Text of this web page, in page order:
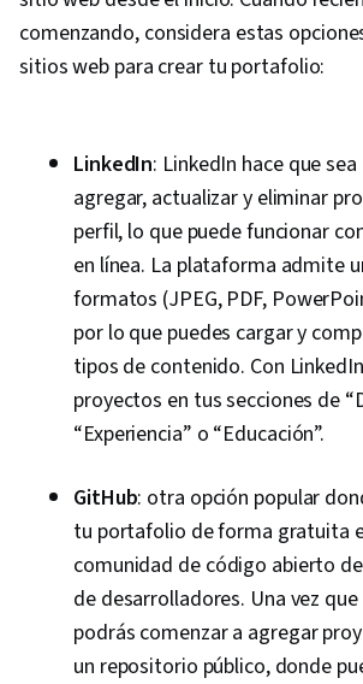
Research, Expectation
Solving, Relational
Databases, Google Sheets,
Formulas, Pivot Tables And
Consolidation, Query
Compilation, Database
Integration, Dashboard
Accessibility Guidelines,
Principles, Driving
Communication,
Enablement, Artificial
comenzando, considera estas
sitios web para crear tu portafolio:
LinkedIn: LinkedIn hace que
agregar, actualizar y eliminar
perfil, lo que puede funcionar
en línea. La plataforma admite
formatos (JPEG, PDF,
por lo que puedes cargar y
tipos de contenido. Con
proyectos en tus secciones de
“Experiencia” o “Educación”.
GitHub: otra opción popular
tu portafolio de forma gratuita
comunidad de código abierto
de desarrolladores. Una vez
podrás comenzar a agregar
un repositorio público, donde